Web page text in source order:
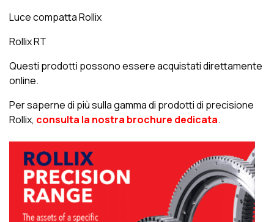
Luce compatta Rollix
Rollix RT
Questi prodotti possono essere acquistati direttamente
online.
Per saperne di più sulla gamma di prodotti di precisione
Rollix, consulta la nostra brochure dedicata.